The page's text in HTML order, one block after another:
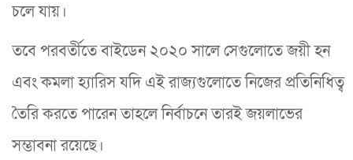
চলে যায়।
তবে পরবর্তীতে বাইডেন ২০২০ সালে সেগুলোতে জয়ী হন
এবং কমলা হ্যারিস যদি এই রাজ্যগুলোতে নিজের প্রতিনিধিত্ব
তৈরি করতে পারেন তাহলে নির্বাচনে তারই জয়লাভের
সম্ভাবনা রয়েছে।